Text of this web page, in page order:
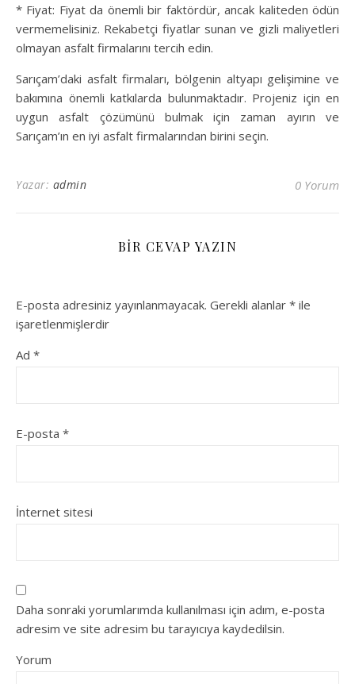
* Fiyat: Fiyat da önemli bir faktördür, ancak kaliteden ödün
vermemelisiniz. Rekabetçi fiyatlar sunan ve gizli maliyetleri
olmayan asfalt firmalarını tercih edin.
Sarıçam’daki asfalt firmaları, bölgenin altyapı gelişimine ve
bakımına önemli katkılarda bulunmaktadır. Projeniz için en
uygun asfalt çözümünü bulmak için zaman ayırın ve
Sarıçam’ın en iyi asfalt firmalarından birini seçin.
Yazar: admin 0 Yorum
BIR CEVAP YAZIN
E-posta adresiniz yayınlanmayacak. Gerekli alanlar * ile
işaretlenmişlerdir
Ad *
E-posta *
İnternet sitesi
Daha sonraki yorumlarımda kullanılması için adım, e-posta
adresim ve site adresim bu tarayıcıya kaydedilsin.
Yorum